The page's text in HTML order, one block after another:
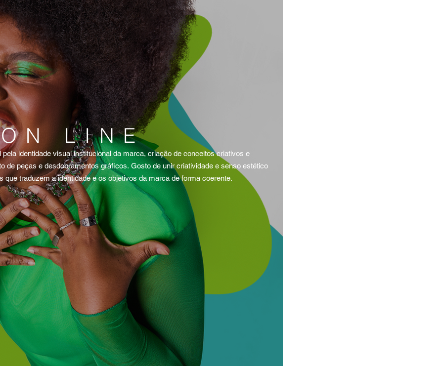
LINE
identidade visual institucional da marca, criação de conceitos criativos e
de peças e desdobramentos gráficos. Gosto de unir criatividade e senso estético
traduzem a identidade e os objetivos da marca de forma coerente.